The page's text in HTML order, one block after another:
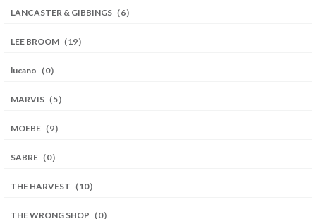
LANCASTER & GIBBINGS（6）
LEE BROOM（19）
lucano（0）
MARVIS（5）
MOEBE（9）
SABRE（0）
THE HARVEST（10）
THE WRONG SHOP（0）